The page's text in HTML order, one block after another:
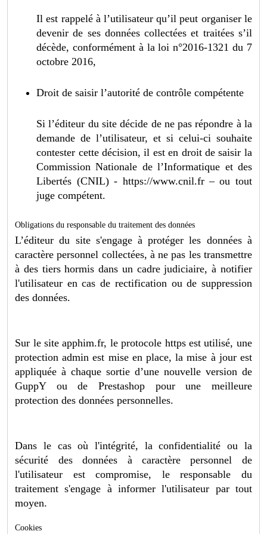
Il est rappelé à l’utilisateur qu’il peut organiser le
devenir de ses données collectées et traitées s’il
décède, conformément à la loi n°2016-1321 du 7
octobre 2016,
Droit de saisir l’autorité de contrôle compétente
Si l’éditeur du site décide de ne pas répondre à la
demande de l’utilisateur, et si celui-ci souhaite
contester cette décision, il est en droit de saisir la
Commission Nationale de l’Informatique et des
Libertés (CNIL) - https://www.cnil.fr – ou tout
juge compétent.
Obligations du responsable du traitement des données
L’éditeur du site s'engage à protéger les données à
caractère personnel collectées, à ne pas les transmettre
à des tiers hormis dans un cadre judiciaire, à notifier
l'utilisateur en cas de rectification ou de suppression
des données.
Sur le site apphim.fr, le protocole https est utilisé, une
protection admin est mise en place, la mise à jour est
appliquée à chaque sortie d’une nouvelle version de
GuppY ou de Prestashop pour une meilleure
protection des données personnelles.
Dans le cas où l'intégrité, la confidentialité ou la
sécurité des données à caractère personnel de
l'utilisateur est compromise, le responsable du
traitement s'engage à informer l'utilisateur par tout
moyen.
Cookies